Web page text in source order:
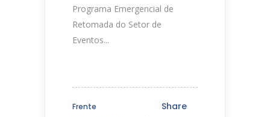
Programa Emergencial de
Retomada do Setor de
Eventos...
Frente
Share